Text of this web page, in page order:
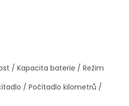
/ Kapacita baterie / Režim
/ Počítadlo kilometrů /